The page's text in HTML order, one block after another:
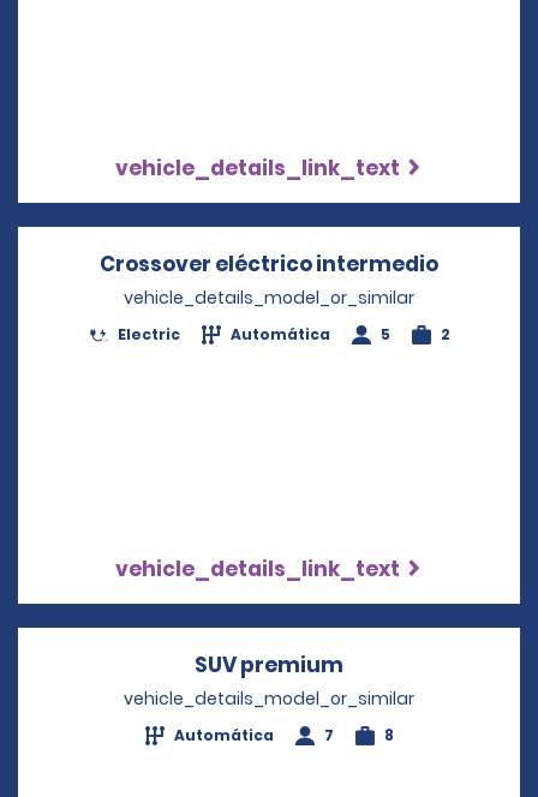
vehicle_details_link_text
Crossover eléctrico intermedio
vehicle_details_model_or_similar
Electric Automática 5 2
vehicle_details_link_text
SUV premium
vehicle_details_model_or_similar
Automática 7 8